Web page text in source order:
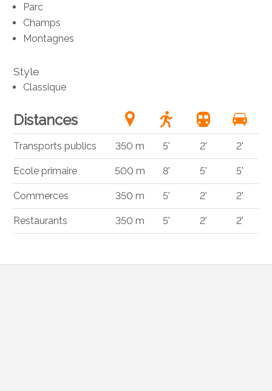
Parc
Champs
Montagnes
Style
Classique
Distances
Transports publics 350 m 5' 2' 2'
Ecole primaire 500 m 8' 5' 5'
Commerces 350 m 5' 2' 2'
Restaurants 350 m 5' 2' 2'